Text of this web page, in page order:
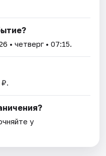
• четверг • 07:15.
₽.
у